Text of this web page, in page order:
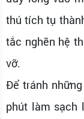
thú tích tụ
tắc nghẽn hệ
vỡ.
Để tránh
phút làm sạch